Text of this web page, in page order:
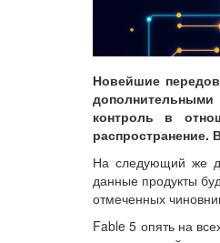
Новейшие
контроль в
распространение.
На следующий же
данные продукты
отмеченных
Fable 5 опять на